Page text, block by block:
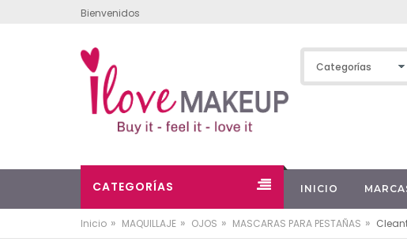
Bienvenidos
CATEGORÍAS INICIO
Inicio » MAQUILLAJE » OJOS » MASCARAS PARA PESTAÑAS »